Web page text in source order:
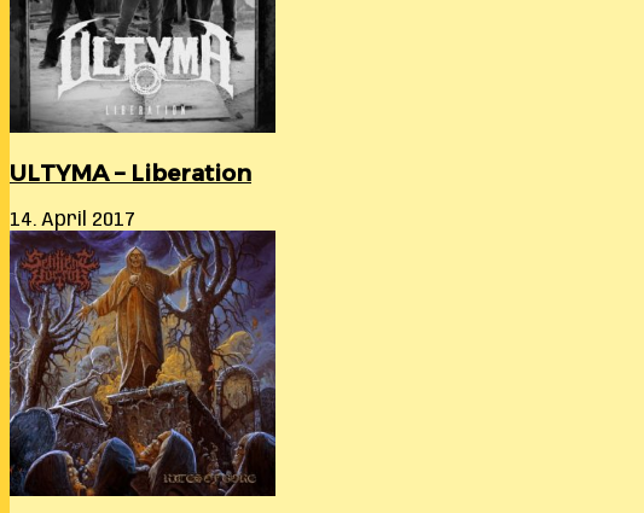
ULTYMA – Liberation
14. April 2017